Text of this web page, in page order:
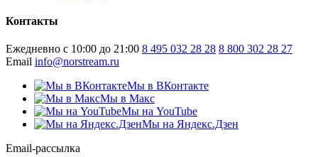
Контакты
Ежедневно с 10:00 до 21:00 8 495 032 28 28 8 800 302 28 27
Email info@norstream.ru
Мы в ВКонтакте
Мы в Макс
Мы на YouTube
Мы на Яндекс.Дзен
Email-рассылка